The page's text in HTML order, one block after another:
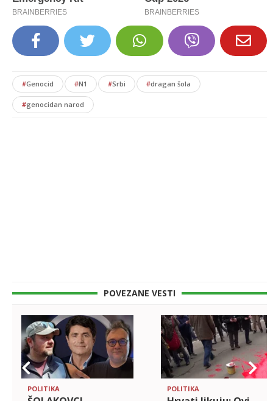
#Genocid #N1 #Srbi #dragan šola
#genocidan narod
POVEZANE VESTI
POLITIKA POLITIKA